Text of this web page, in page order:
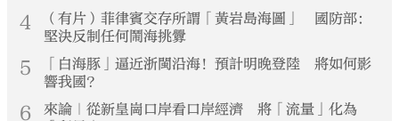
4
（有片）菲律賓交存所謂「黃岩島海圖」 國防部：
堅決反制任何鬧海挑釁
5
「白海豚」逼近浙閩沿海！預計明晚登陸 將如何影
響我國？
6
來論｜從新皇崗口岸看口岸經濟 將「流量」化為